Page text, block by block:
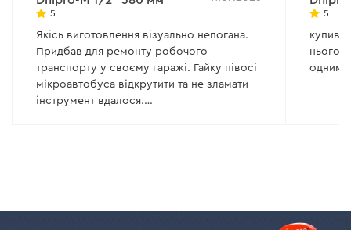
5
Якісь виготовлення візуально непогана.
Придбав для ремонту робочого
транспорту у своєму гаражі. Гайку півосі
мікроавтобуса відкрутити та не зламати
інструмент вдалося.
5
купив
нього
одним